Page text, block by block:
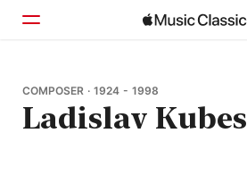
Home
Browse
COMPOSER · 1924 - 1998
Ladislav Kubes